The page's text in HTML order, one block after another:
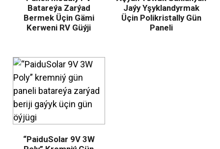
Batareýa Zarýad
Bermek Üçin Gämi
Kerweni RV Güýji
Jaýy Yşyklandyrmak
Üçin Polikristally Gün
Paneli
“PaiduSolar 9V 3W